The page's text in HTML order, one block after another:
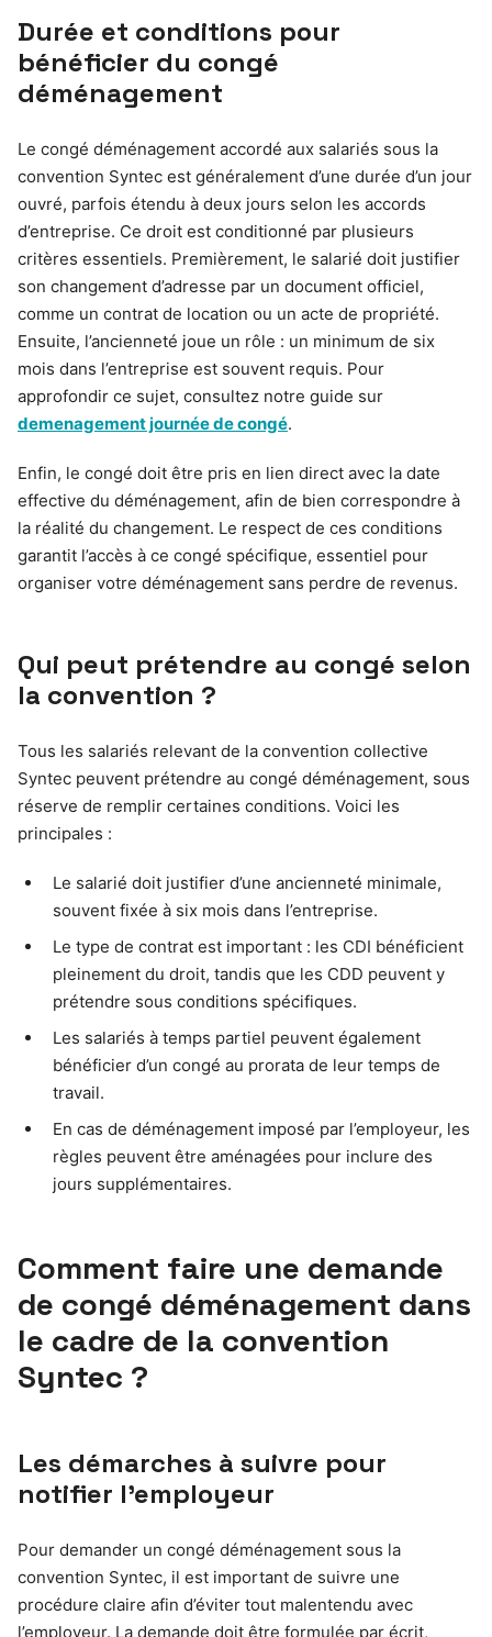
Durée et conditions pour
bénéficier du congé
déménagement
Le congé déménagement accordé aux salariés sous la
convention Syntec est généralement d’une durée d’un jour
ouvré, parfois étendu à deux jours selon les accords
d’entreprise. Ce droit est conditionné par plusieurs
critères essentiels. Premièrement, le salarié doit justifier
son changement d’adresse par un document officiel,
comme un contrat de location ou un acte de propriété.
Ensuite, l’ancienneté joue un rôle : un minimum de six
mois dans l’entreprise est souvent requis. Pour
approfondir ce sujet, consultez notre guide sur
demenagement journée de congé.
Enfin, le congé doit être pris en lien direct avec la date
effective du déménagement, afin de bien correspondre à
la réalité du changement. Le respect de ces conditions
garantit l’accès à ce congé spécifique, essentiel pour
organiser votre déménagement sans perdre de revenus.
Qui peut prétendre au congé selon
la convention ?
Tous les salariés relevant de la convention collective
Syntec peuvent prétendre au congé déménagement, sous
réserve de remplir certaines conditions. Voici les
principales :
Le salarié doit justifier d’une ancienneté minimale,
souvent fixée à six mois dans l’entreprise.
Le type de contrat est important : les CDI bénéficient
pleinement du droit, tandis que les CDD peuvent y
prétendre sous conditions spécifiques.
Les salariés à temps partiel peuvent également
bénéficier d’un congé au prorata de leur temps de
travail.
En cas de déménagement imposé par l’employeur, les
règles peuvent être aménagées pour inclure des
jours supplémentaires.
Comment faire une demande
de congé déménagement dans
le cadre de la convention
Syntec ?
Les démarches à suivre pour
notifier l’employeur
Pour demander un congé déménagement sous la
convention Syntec, il est important de suivre une
procédure claire afin d’éviter tout malentendu avec
l’employeur. La demande doit être formulée par écrit,